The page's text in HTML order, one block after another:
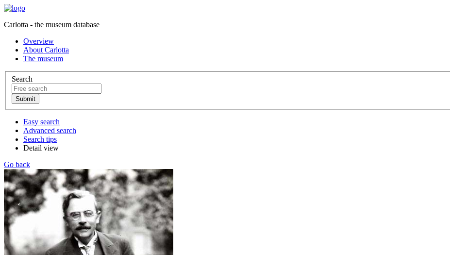
Carlotta - the museum database
Overview
About Carlotta
The museum
Search
Easy search
Advanced search
Search tips
Detail view
Go back